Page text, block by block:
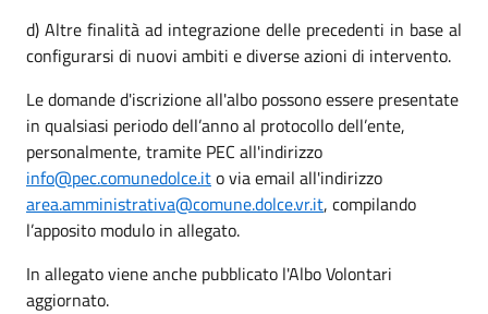
d) Altre finalità ad integrazione delle precedenti in base al
configurarsi di nuovi ambiti e diverse azioni di intervento.
Le domande d'iscrizione all'albo possono essere presentate
in qualsiasi periodo dell’anno al protocollo dell’ente,
personalmente, tramite PEC all'indirizzo
info@pec.comunedolce.ito via email all'indirizzo
area.amministrativa@comune.dolce.vr.it, compilando
l’apposito modulo in allegato.
In allegato viene anche pubblicato l'Albo Volontari
aggiornato.